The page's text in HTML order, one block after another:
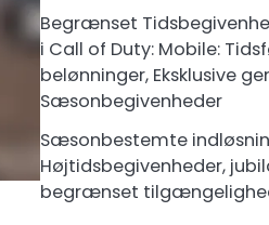
Begrænset
i Call of Duty: Mobile:
belønninger, Eksklusive
Sæsonbegivenheder
Sæsonbestemte
Højtidsbegivenheder,
begrænset